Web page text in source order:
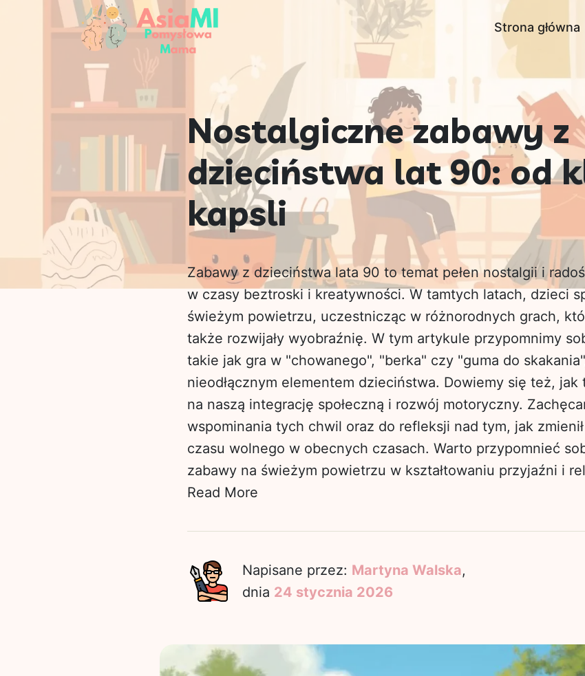
Strona główna
Nostalgiczne zabawy z
dzieciństwa lat 90: od
kapsli
Zabawy z dzieciństwa lata 90 to temat pełen nostalgii i
w czasy beztroski i kreatywności. W tamtych latach, dzieci
świeżym powietrzu, uczestnicząc w różnorodnych grach,
także rozwijały wyobraźnię. W tym artykule przypomnimy
takie jak gra w "chowanego", "berka" czy "guma do
nieodłącznym elementem dzieciństwa. Dowiemy się też, jak
na naszą integrację społeczną i rozwój motoryczny.
wspominania tych chwil oraz do refleksji nad tym, jak
czasu wolnego w obecnych czasach. Warto przypomnieć
zabawy na świeżym powietrzu w kształtowaniu przyjaźni i
Read More
Napisane przez: Martyna Walska,
dnia 24 stycznia 2026